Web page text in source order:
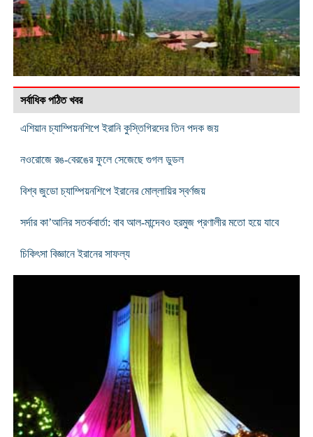
সর্বাধিক পঠিত খবর
এশিয়ান চ্যাম্পিয়নশিপে ইরানি কুস্তিগিরদের তিন পদক জয়
নওরোজে রঙ-বেরঙের ফুলে সেজেছে গুগল ডুডল
বিশ্ব জুডো চ্যাম্পিয়নশিপে ইরানের মোল্লায়ির স্বর্ণজয়
সর্দার কা’আনির সতর্কবার্তা: বাব আল-মান্দেবও হরমুজ প্রণালীর মতো হয়ে যাবে
চিকিৎসা বিজ্ঞানে ইরানের সাফল্য